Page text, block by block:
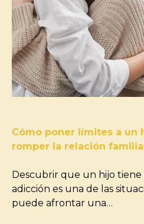
Cómo poner límites a un
romper la relación
Descubrir que un hijo
adicción es una de las
puede afrontar una…